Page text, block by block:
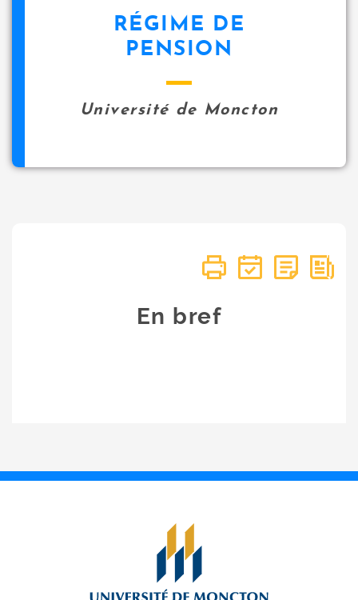
RÉGIME DE
PENSION
Université de Moncton
En bref